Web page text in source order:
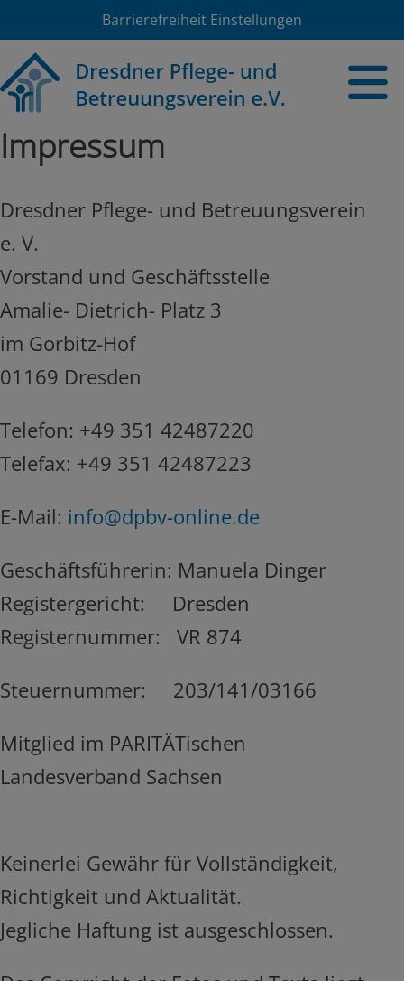
Barrierefreiheit Einstellungen
Impressum
Dresdner Pflege- und Betreuungsverein
e. V.
Vorstand und Geschäftsstelle
Amalie- Dietrich- Platz 3
im Gorbitz-Hof
01169 Dresden
Telefon: +49 351 42487220
Telefax: +49 351 42487223
E-Mail: info@dpbv-online.de
Geschäftsführerin: Manuela Dinger
Registergericht: Dresden
Registernummer: VR 874
Steuernummer: 203/141/03166
Mitglied im PARITÄTischen
Landesverband Sachsen
Keinerlei Gewähr für Vollständigkeit,
Richtigkeit und Aktualität.
Jegliche Haftung ist ausgeschlossen.